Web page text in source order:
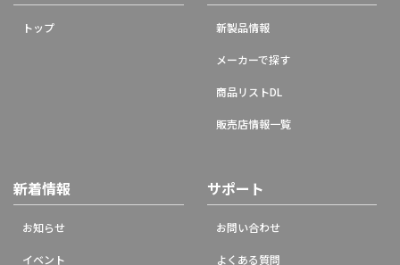
トップ 新製品情報
メーカーで探す
商品リストDL
販売店情報一覧
新着情報
お知らせ
イベント
サポート
お問い合わせ
よくある質問